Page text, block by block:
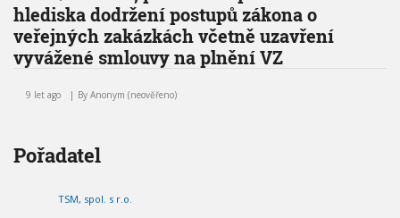
V
I
G
A
C
E
hlediska dodržení postupů zákona o
veřejných zakázkách včetně uzavření
vyvážené smlouvy na plnění VZ
N
9 let ago By Anonym (neověřeno)
Pořadatel
TSM, spol. s r.o.